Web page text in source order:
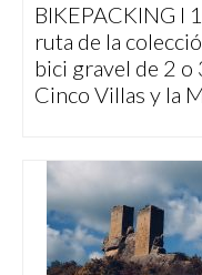
BIKEPACKING I
ruta de la
bici gravel de 2 o
Cinco Villas y la